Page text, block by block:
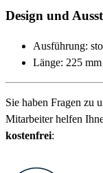
Design und
Ausführung:
Länge: 225 mm
Sie haben Fragen zu
Mitarbeiter helfen
kostenfrei: